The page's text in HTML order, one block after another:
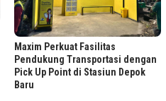
Maxim Perkuat Fasilitas
Pendukung Transportasi dengan
Pick Up Point di Stasiun Depok
Baru